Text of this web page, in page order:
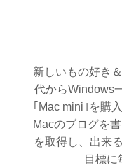
新しいもの好き
代からWindows
｢Mac mini｣を購
Macのブログを
を取得し、出来
目標に